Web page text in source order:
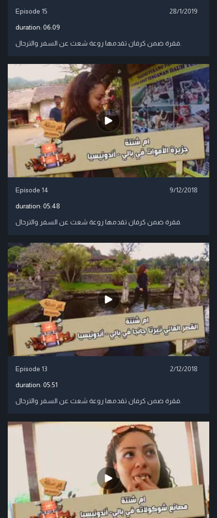
Episode 15 28/1/2019
duration: 06:09
Episode 14 9/12/2018
duration: 05:48
Episode 13 2/12/2018
duration: 05:51